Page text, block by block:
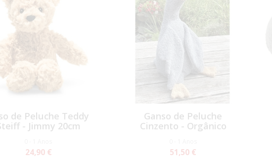
de Peluche Teddy
- Jimmy 20cm
24,90 €
Ganso de Peluche
Cinzento - Orgânico
51,50 €